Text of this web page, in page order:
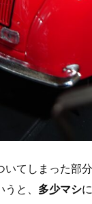
いてしまった部
と、 多少マシ